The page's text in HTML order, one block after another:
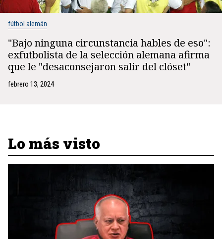
fútbol alemán
"Bajo ninguna circunstancia hables de eso":
exfutbolista de la selección alemana afirma
que le "desaconsejaron salir del clóset"
febrero 13, 2024
Lo más visto